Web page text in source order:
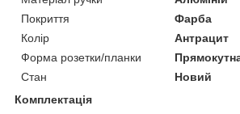
Покриття
Фарба
Колір
Антрацит
Форма розетки/планки
Стан
Новий
Комплектація